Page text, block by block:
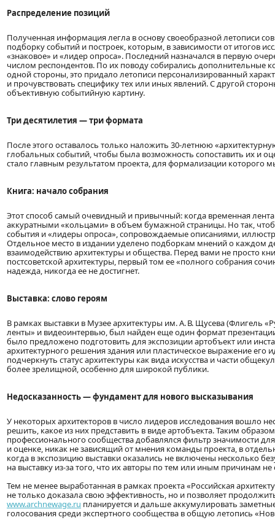
Распределение позиций
Полученная информация легла в основу своеобразной летописи
подборку событий и построек, которым, в зависимости от итогов
«знаковое» и «лидер опроса». Последний назначался в первую
числом респондентов. По их поводу собирались дополнительные
одной стороны, это придало летописи персонализированный
и прочувствовать специфику тех или иных явлений. С другой
объективную событийную картину.
Три десятилетия — три формата
После этого оставалось только наложить 30-летнюю
глобальных событий, чтобы была возможность сопоставить их и
стало главным результатом проекта, для формализации которого
Книга: начало собрания
Этот способ самый очевидный и привычный: когда временная
аккуратными «кольцами» в объем бумажной страницы. Но так,
события и «лидеры опроса», сопровождаемые описаниями,
Отдельное место в издании уделено подборкам мнений о каждом
взаимодействию архитектуры и общества. Перед вами не просто
постсоветской архитектуры, первый том ее «полного собрания
надежда, никогда ее не достигнет.
Выставка: слово героям
В рамках выставки в Музее архитектуры им. А. В. Щусева (Флигель
ленты» и видеоинтервью, был найден еще один формат
было предложено подготовить для экспозиции арт­объект или
архитектурного решения здания или пластическое выражение
подчеркнуть статус архитектуры как вида искусства и части
более зрелищной, особенно для широкой публики.
Недосказанность — фундамент для нового высказывания
У некоторых архитекторов в число лидеров исследования вошло
решить, какое из них представить в виде арт­объекта. Таким
профессионального сообщества добавлялся фильтр значимости
и оценке, никак не зависящий от мнения команды проекта, в
когда в экспозицию выставки оказались не включены несколько
на выставку из-за того, что их авторы по тем или иным причинам не
Тем не менее выработанная в рамках проекта «Российская
не только доказала свою эффективность, но и позволяет
www.archnewage.ru планируется и дальше аккумулировать
голосования среди экспертного сообщества в общую летопись